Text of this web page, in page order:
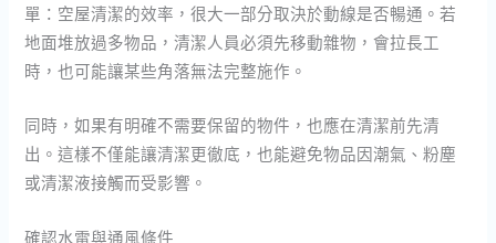
單：空屋清潔的效率，很大一部分取決於動線是否暢通。若
地面堆放過多物品，清潔人員必須先移動雜物，會拉長工
時，也可能讓某些角落無法完整施作。
同時，如果有明確不需要保留的物件，也應在清潔前先清
出。這樣不僅能讓清潔更徹底，也能避免物品因潮氣、粉塵
或清潔液接觸而受影響。
確認水電與通風條件